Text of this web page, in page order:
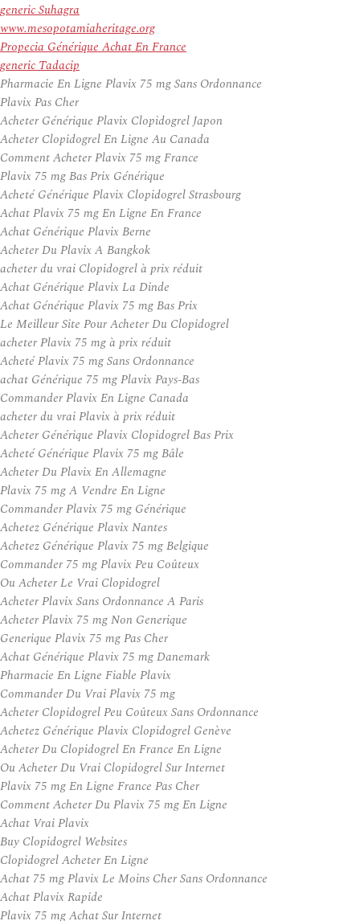
generic Suhagra
www.mesopotamiaheritage.org
Propecia Générique Achat En France
generic Tadacip
Pharmacie En Ligne Plavix 75 mg Sans Ordonnance
Plavix Pas Cher
Acheter Générique Plavix Clopidogrel Japon
Acheter Clopidogrel En Ligne Au Canada
Comment Acheter Plavix 75 mg France
Plavix 75 mg Bas Prix Générique
Acheté Générique Plavix Clopidogrel Strasbourg
Achat Plavix 75 mg En Ligne En France
Achat Générique Plavix Berne
Acheter Du Plavix A Bangkok
acheter du vrai Clopidogrel à prix réduit
Achat Générique Plavix La Dinde
Achat Générique Plavix 75 mg Bas Prix
Le Meilleur Site Pour Acheter Du Clopidogrel
acheter Plavix 75 mg à prix réduit
Acheté Plavix 75 mg Sans Ordonnance
achat Générique 75 mg Plavix Pays-Bas
Commander Plavix En Ligne Canada
acheter du vrai Plavix à prix réduit
Acheter Générique Plavix Clopidogrel Bas Prix
Acheté Générique Plavix 75 mg Bâle
Acheter Du Plavix En Allemagne
Plavix 75 mg A Vendre En Ligne
Commander Plavix 75 mg Générique
Achetez Générique Plavix Nantes
Achetez Générique Plavix 75 mg Belgique
Commander 75 mg Plavix Peu Coûteux
Ou Acheter Le Vrai Clopidogrel
Acheter Plavix Sans Ordonnance A Paris
Acheter Plavix 75 mg Non Generique
Generique Plavix 75 mg Pas Cher
Achat Générique Plavix 75 mg Danemark
Pharmacie En Ligne Fiable Plavix
Commander Du Vrai Plavix 75 mg
Acheter Clopidogrel Peu Coûteux Sans Ordonnance
Achetez Générique Plavix Clopidogrel Genève
Acheter Du Clopidogrel En France En Ligne
Ou Acheter Du Vrai Clopidogrel Sur Internet
Plavix 75 mg En Ligne France Pas Cher
Comment Acheter Du Plavix 75 mg En Ligne
Achat Vrai Plavix
Buy Clopidogrel Websites
Clopidogrel Acheter En Ligne
Achat 75 mg Plavix Le Moins Cher Sans Ordonnance
Achat Plavix Rapide
Plavix 75 mg Achat Sur Internet